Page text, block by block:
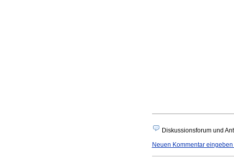
Diskussionsforum und
Neuen Kommentar